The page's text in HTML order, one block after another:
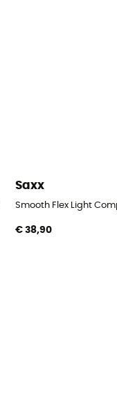
Saxx
Smooth Flex Light
€ 38,90